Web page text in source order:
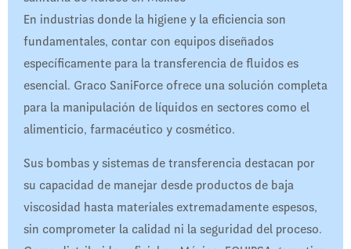
En industrias donde la higiene y la eficiencia son
fundamentales, contar con equipos diseñados
específicamente para la transferencia de fluidos es
esencial. Graco SaniForce ofrece una solución completa
para la manipulación de líquidos en sectores como el
alimenticio, farmacéutico y cosmético.
Sus bombas y sistemas de transferencia destacan por
su capacidad de manejar desde productos de baja
viscosidad hasta materiales extremadamente espesos,
sin comprometer la calidad ni la seguridad del proceso.